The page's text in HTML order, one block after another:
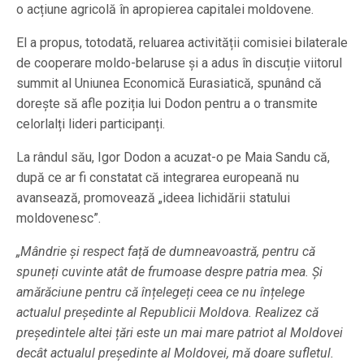
o acțiune agricolă în apropierea capitalei moldovene.
El a propus, totodată, reluarea activității comisiei bilaterale
de cooperare moldo-belaruse și a adus în discuție viitorul
summit al Uniunea Economică Eurasiatică, spunând că
dorește să afle poziția lui Dodon pentru a o transmite
celorlalți lideri participanți.
La rândul său, Igor Dodon a acuzat-o pe Maia Sandu că,
după ce ar fi constatat că integrarea europeană nu
avansează, promovează „ideea lichidării statului
moldovenesc”.
„Mândrie și respect față de dumneavoastră, pentru că
spuneți cuvinte atât de frumoase despre patria mea. Și
amărăciune pentru că înțelegeți ceea ce nu înțelege
actualul președinte al Republicii Moldova. Realizez că
președintele altei țări este un mai mare patriot al Moldovei
decât actualul președinte al Moldovei, mă doare sufletul.